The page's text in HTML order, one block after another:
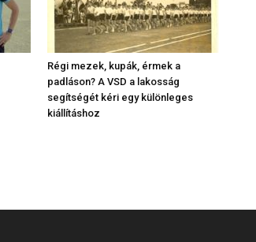
Régi mezek, kupák, érmek a
padláson? A VSD a lakosság
segítségét kéri egy különleges
kiállításhoz